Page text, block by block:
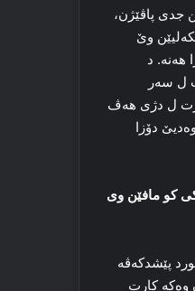
جدی پاڤێژن،
وێ
ھەنە. د
ل سەر
ل دژی ھەڤ
دۆزا
كو‌ مافێن وی
پێشدكەڤە
وەكە كارت